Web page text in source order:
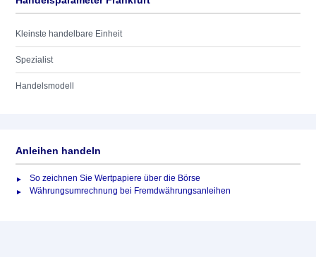
Kleinste handelbare Einheit
Spezialist
Handelsmodell
Anleihen handeln
So zeichnen Sie Wertpapiere über die Börse
Währungsumrechnung bei Fremdwährungsanleihen